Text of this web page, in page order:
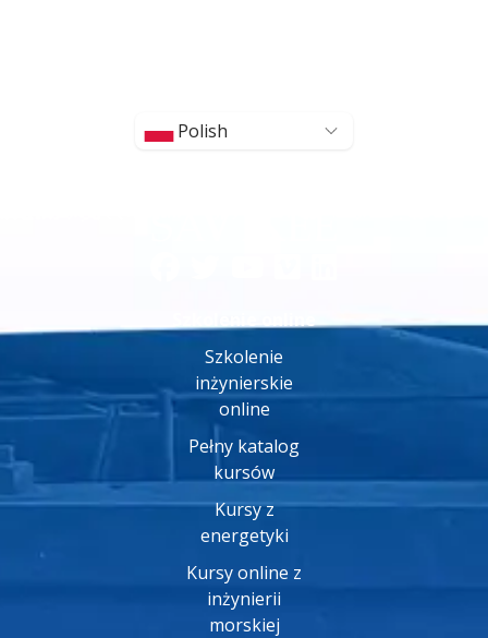
Polish
Szkolenie online
Szkolenie
inżynierskie
online
Pełny katalog
kursów
Kursy z
energetyki
Kursy online z
inżynierii
morskiej